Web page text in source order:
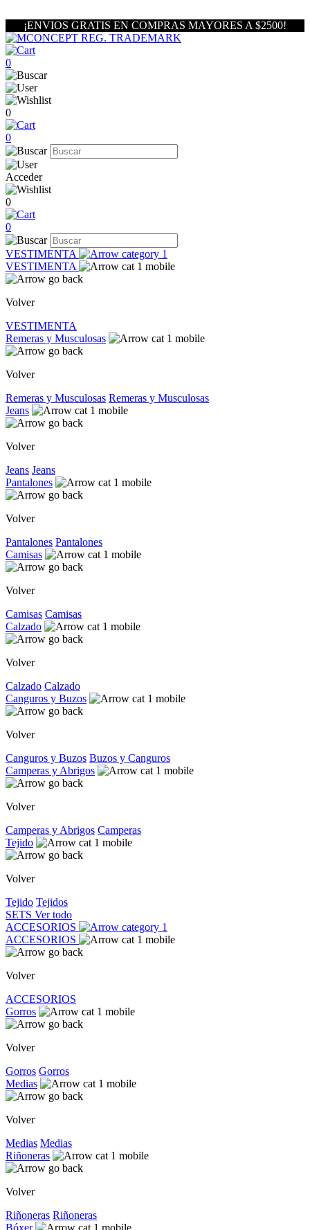
¡ENVIOS GRATIS EN COMPRAS MAYORES A $2500!
0
0
0
Acceder
0
0
VESTIMENTA
VESTIMENTA
Volver
VESTIMENTA
Remeras y Musculosas
Volver
Remeras y Musculosas Remeras y Musculosas
Jeans
Volver
Jeans Jeans
Pantalones
Volver
Pantalones Pantalones
Camisas
Volver
Camisas Camisas
Calzado
Volver
Calzado Calzado
Canguros y Buzos
Volver
Canguros y Buzos Buzos y Canguros
Camperas y Abrigos
Volver
Camperas y Abrigos Camperas
Tejido
Volver
Tejido Tejidos
SETS Ver todo
ACCESORIOS
ACCESORIOS
Volver
ACCESORIOS
Gorros
Volver
Gorros Gorros
Medias
Volver
Medias Medias
Riñoneras
Volver
Riñoneras Riñoneras
Bóxer